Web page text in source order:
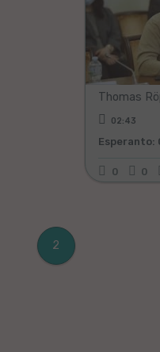
02:43
Esperanto:
0 0
2